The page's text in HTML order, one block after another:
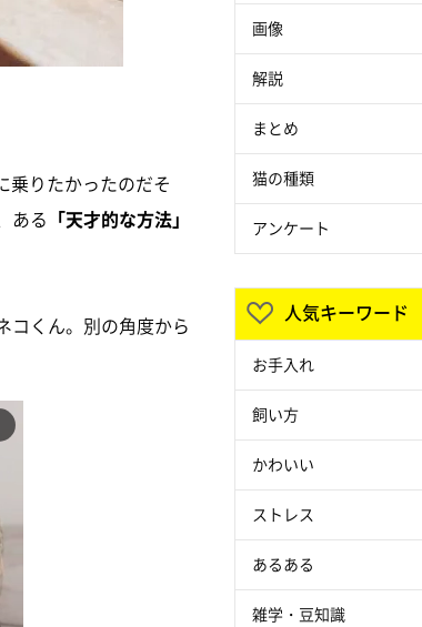
乗りたかったのだそ
ある 「天才的な方法」
コくん。別の角度から
画像
解説
まとめ
猫の種類
アンケート
人気キーワード
お手入れ
飼い方
かわいい
ストレス
あるある
雑学・豆知識